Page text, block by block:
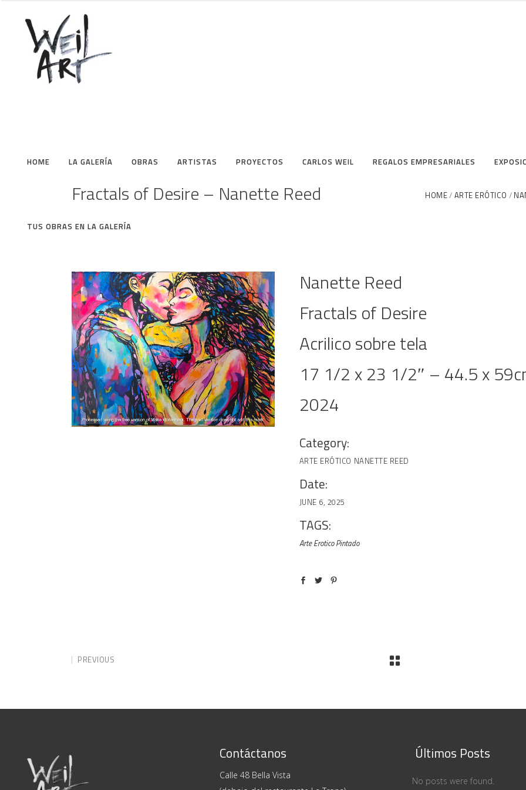
HOME LA GALERÍA OBRAS ARTISTAS PROYECTOS CARLOS WEIL REGALOS EMPRESARIALES
TUS OBRAS EN LA GALERÍA
Fractals of Desire – Nanette Reed HOME ARTE ERÓTICO
Nanette Reed
Fractals of Desire
Acrilico sobre tela
17 1/2 x 23 1/2″ – 44.5 x
2024
Category:
ARTE ERÓTICO NANETTE REED
Date:
JUNE 6, 2025
TAGS:
Arte Erotico Pintado
PREVIOUS
Contáctanos
Calle 48 Bella Vista
Últimos Posts
No posts were found.